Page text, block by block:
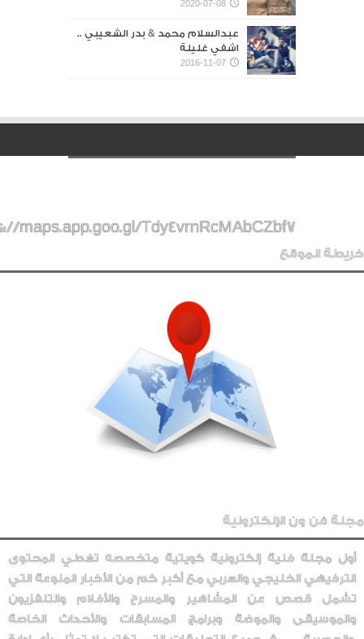
2020-07-08
عبدالسلام محمد & بدر الشعيبي ..
اشفي غليلة
2016-11-07
maps.app.goo.gl/Tdy4vrnRcMAbCZbf7
خريطة الموقع
مجلة فن ون الإلكترونية
أول مجلة فنية إلكترونية كويتية متخصصه تغطي المحتوى
الترفيهي الخليجي والعربي مع أكبر كم من الأخبار المنوعة التي
تشمل قصص عن المشاهير والمسرح والأفلام والتلفزيون
والموسيقى والموضة وبرامج المسابقات والأحداث الخاصة